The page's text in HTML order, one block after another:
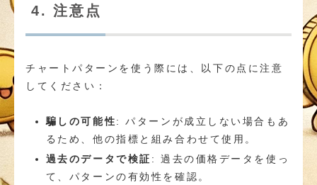
4. 注意点
チャートパターンを使う際には、以下の点に注意
してください：
騙しの可能性: パターンが成立しない場合もあ
るため、他の指標と組み合わせて使用。
過去のデータで検証 : 過去の価格データを使っ
て、パターンの有効性を確認。